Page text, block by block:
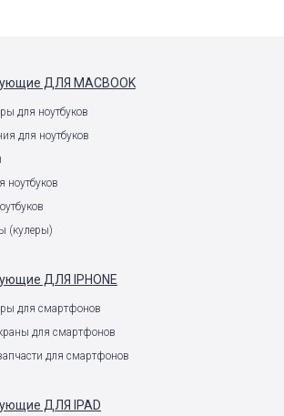
ДЛЯ MACBOOK
для ноутбуков
для ноутбуков
(кулеры)
ДЛЯ IPHONE
для смартфонов
для смартфонов
для смартфонов
ДЛЯ IPAD